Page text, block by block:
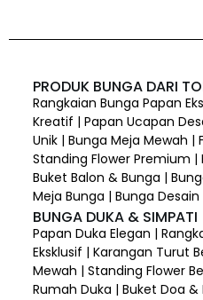
PRODUK BUNGA DARI
Rangkaian Bunga Papan
Kreatif | Papan Ucapan
Unik | Bunga Meja Mewah |
Standing Flower Premium |
Buket Balon & Bunga |
Meja Bunga | Bunga
BUNGA DUKA & SIMPATI
Papan Duka Elegan |
Eksklusif | Karangan Turut
Mewah | Standing Flower
Rumah Duka | Buket Doa